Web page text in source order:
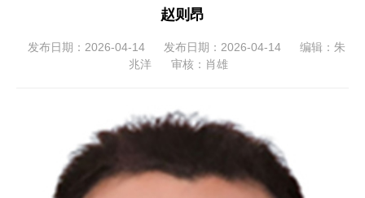
赵则昂
发布日期：2026-04-14 发布日期：2026-04-14
编辑：朱
兆洋
审核：肖雄